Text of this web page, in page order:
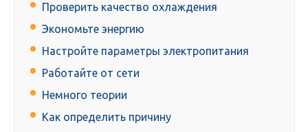
Проверить качество охлаждения
Экономьте энергию
Настройте параметры электропитания
Работайте от сети
Немного теории
Как определить причину